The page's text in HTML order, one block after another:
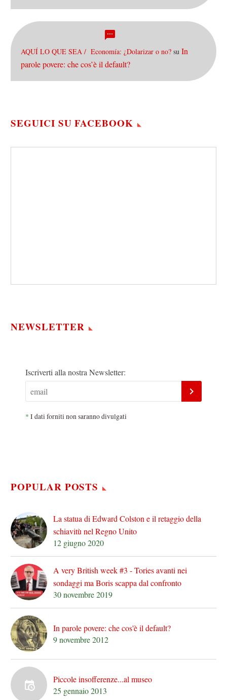
AQUÍ LO QUE SEA / Economía: ¿Dolarizar o no? su In
parole povere: che cos’è il default?
SEGUICI SU FACEBOOK
NEWSLETTER
Iscriverti alla nostra Newsletter:
* I dati forniti non saranno divulgati
POPULAR POSTS
La statua di Edward Colston e il retaggio della
schiavitù nel Regno Unito
12 giugno 2020
A very British week #3 - Tories avanti nei
sondaggi ma Boris scappa dal confronto
30 novembre 2019
In parole povere: che cos'è il default?
9 novembre 2012
Piccole insofferenze...al museo
25 gennaio 2013